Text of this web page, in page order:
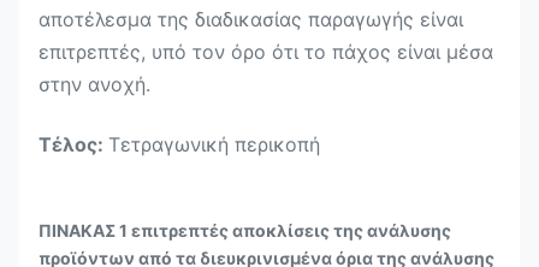
αποτέλεσμα της διαδικασίας παραγωγής είναι
επιτρεπτές, υπό τον όρο ότι το πάχος είναι μέσα
στην ανοχή.
Τέλος: Τετραγωνική περικοπή
ΠΙΝΑΚΑΣ 1 επιτρεπτές αποκλίσεις της ανάλυσης
προϊόντων από τα διευκρινισμένα όρια της ανάλυσης